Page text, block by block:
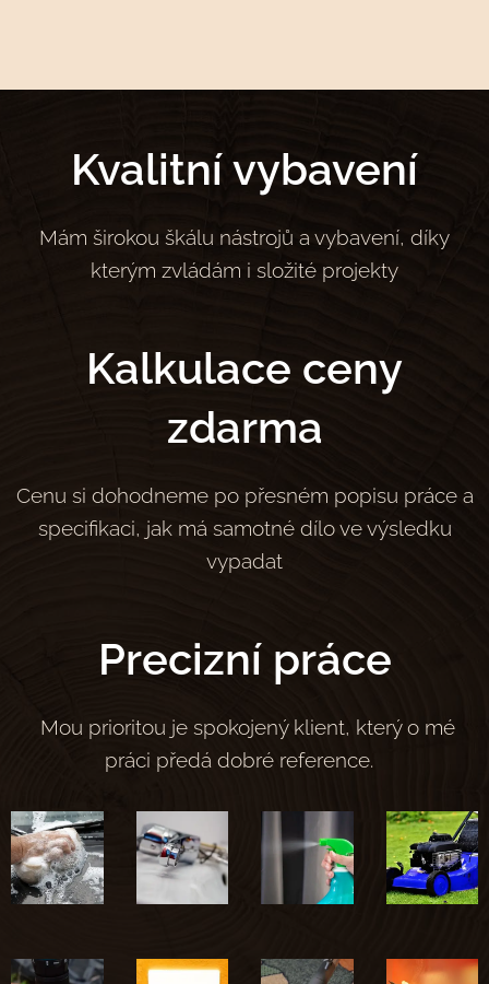
Kvalitní vybavení
Mám širokou škálu nástrojů a vybavení, díky
kterým zvládám i složité projekty
Kalkulace ceny
zdarma
Cenu si dohodneme po přesném popisu práce a
specifikaci, jak má samotné dílo ve výsledku
vypadat
Precizní práce
Mou prioritou je spokojený klient, který o mé
práci předá dobré reference.